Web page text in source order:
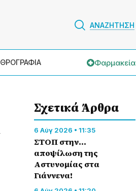
ΑΝΑΖΗΤΗΣΗ
Φαρμακεία
Σχετικά Άρθρα
6 Αύγ 2026 • 11:35
ΣΤΟΠ στην…
αποψίλωση της
Αστυνομίας στα
Γιάννενα!